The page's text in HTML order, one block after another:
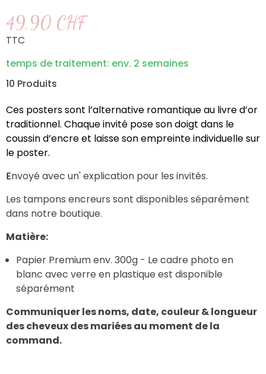
49,90 CHF
TTC
temps de traitement: env. 2 semaines
10 Produits
Ces posters sont l’alternative romantique au livre d’or
traditionnel. Chaque invité pose son doigt dans le
coussin d’encre et laisse son empreinte individuelle sur
le poster.
Envoyé avec un' explication pour les invités.
Les tampons encreurs sont disponibles séparément
dans notre boutique.
Matière:
Papier Premium env. 300g - Le cadre photo en
blanc avec verre en plastique est disponible
séparément
Communiquer les noms, date, couleur & longueur
des cheveux des mariées au moment de la
command.